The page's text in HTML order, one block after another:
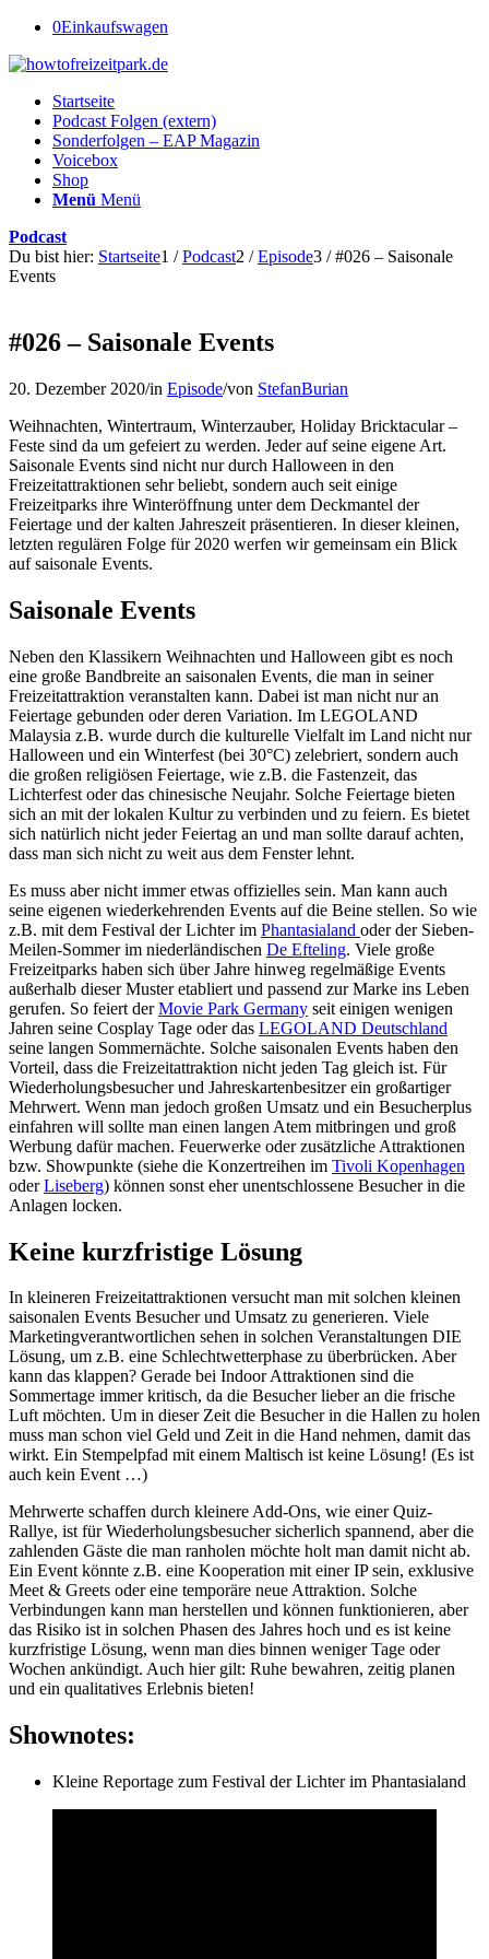
0Einkaufswagen
Startseite
Podcast Folgen (extern)
Sonderfolgen – EAP Magazin
Voicebox
Shop
Menü Menü
Podcast
Du bist hier: Startseite1 / Podcast2 / Episode3 / #026 – Saisonale
Events
#026 – Saisonale Events
20. Dezember 2020/in Episode/von StefanBurian
Weihnachten, Wintertraum, Winterzauber, Holiday Bricktacular –
Feste sind da um gefeiert zu werden. Jeder auf seine eigene Art.
Saisonale Events sind nicht nur durch Halloween in den
Freizeitattraktionen sehr beliebt, sondern auch seit einige
Freizeitparks ihre Winteröffnung unter dem Deckmantel der
Feiertage und der kalten Jahreszeit präsentieren. In dieser kleinen,
letzten regulären Folge für 2020 werfen wir gemeinsam ein Blick
auf saisonale Events.
Saisonale Events
Neben den Klassikern Weihnachten und Halloween gibt es noch
eine große Bandbreite an saisonalen Events, die man in seiner
Freizeitattraktion veranstalten kann. Dabei ist man nicht nur an
Feiertage gebunden oder deren Variation. Im LEGOLAND
Malaysia z.B. wurde durch die kulturelle Vielfalt im Land nicht nur
Halloween und ein Winterfest (bei 30°C) zelebriert, sondern auch
die großen religiösen Feiertage, wie z.B. die Fastenzeit, das
Lichterfest oder das chinesische Neujahr. Solche Feiertage bieten
sich an mit der lokalen Kultur zu verbinden und zu feiern. Es bietet
sich natürlich nicht jeder Feiertag an und man sollte darauf achten,
dass man sich nicht zu weit aus dem Fenster lehnt.
Es muss aber nicht immer etwas offizielles sein. Man kann auch
seine eigenen wiederkehrenden Events auf die Beine stellen. So wie
z.B. mit dem Festival der Lichter im Phantasialand oder der Sieben-
Meilen-Sommer im niederländischen De Efteling. Viele große
Freizeitparks haben sich über Jahre hinweg regelmäßige Events
außerhalb dieser Muster etabliert und passend zur Marke ins Leben
gerufen. So feiert derMovie Park Germany seit einigen wenigen
Jahren seine Cosplay Tage oder das LEGOLAND Deutschland
seine langen Sommernächte. Solche saisonalen Events haben den
Vorteil, dass die Freizeitattraktion nicht jeden Tag gleich ist. Für
Wiederholungsbesucher und Jahreskartenbesitzer ein großartiger
Mehrwert. Wenn man jedoch großen Umsatz und ein Besucherplus
einfahren will sollte man einen langen Atem mitbringen und groß
Werbung dafür machen. Feuerwerke oder zusätzliche Attraktionen
bzw. Showpunkte (siehe die Konzertreihen im Tivoli Kopenhagen
oderLiseberg) können sonst eher unentschlossene Besucher in die
Anlagen locken.
Keine kurzfristige Lösung
In kleineren Freizeitattraktionen versucht man mit solchen kleinen
saisonalen Events Besucher und Umsatz zu generieren. Viele
Marketingverantwortlichen sehen in solchen Veranstaltungen DIE
Lösung, um z.B. eine Schlechtwetterphase zu überbrücken. Aber
kann das klappen? Gerade bei Indoor Attraktionen sind die
Sommertage immer kritisch, da die Besucher lieber an die frische
Luft möchten. Um in dieser Zeit die Besucher in die Hallen zu holen
muss man schon viel Geld und Zeit in die Hand nehmen, damit das
wirkt. Ein Stempelpfad mit einem Maltisch ist keine Lösung! (Es ist
auch kein Event …)
Mehrwerte schaffen durch kleinere Add-Ons, wie einer Quiz-
Rallye, ist für Wiederholungsbesucher sicherlich spannend, aber die
zahlenden Gäste die man ranholen möchte holt man damit nicht ab.
Ein Event könnte z.B. eine Kooperation mit einer IP sein, exklusive
Meet & Greets oder eine temporäre neue Attraktion. Solche
Verbindungen kann man herstellen und können funktionieren, aber
das Risiko ist in solchen Phasen des Jahres hoch und es ist keine
kurzfristige Lösung, wenn man dies binnen weniger Tage oder
Wochen ankündigt. Auch hier gilt: Ruhe bewahren, zeitig planen
und ein qualitatives Erlebnis bieten!
Shownotes:
Kleine Reportage zum Festival der Lichter im Phantasialand